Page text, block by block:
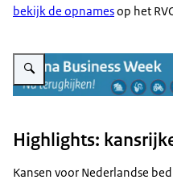
bekijk de opnamesop het
Vergroot afbeelding Business
Highlights:
Kansen voor Nederlandse